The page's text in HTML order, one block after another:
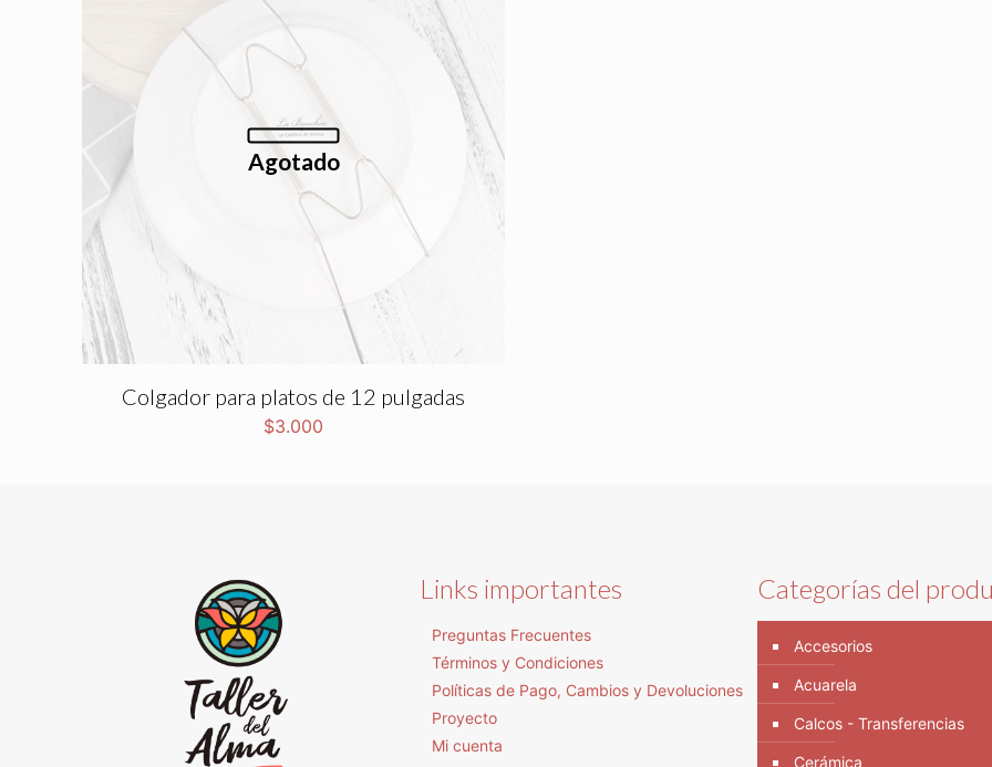
Agotado
Colgador para platos de 12 pulgadas
$3.000
Links importantes
Preguntas Frecuentes
Términos y Condiciones
Políticas de Pago, Cambios y Devoluciones
Proyecto
Mi cuenta
Categorías del
Accesorios
Acuarela
Calcos - Transferencias
Cerámica